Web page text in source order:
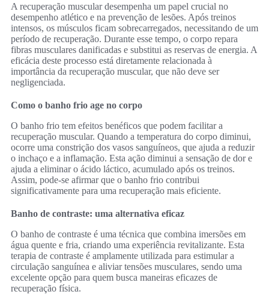
A recuperação muscular desempenha um papel crucial no
desempenho atlético e na prevenção de lesões. Após treinos
intensos, os músculos ficam sobrecarregados, necessitando de um
período de recuperação. Durante esse tempo, o corpo repara
fibras musculares danificadas e substitui as reservas de energia. A
eficácia deste processo está diretamente relacionada à
importância da recuperação muscular, que não deve ser
negligenciada.
Como o banho frio age no corpo
O banho frio tem efeitos benéficos que podem facilitar a
recuperação muscular. Quando a temperatura do corpo diminui,
ocorre uma constrição dos vasos sanguíneos, que ajuda a reduzir
o inchaço e a inflamação. Esta ação diminui a sensação de dor e
ajuda a eliminar o ácido láctico, acumulado após os treinos.
Assim, pode-se afirmar que o banho frio contribui
significativamente para uma recuperação mais eficiente.
Banho de contraste: uma alternativa eficaz
O banho de contraste é uma técnica que combina imersões em
água quente e fria, criando uma experiência revitalizante. Esta
terapia de contraste é amplamente utilizada para estimular a
circulação sanguínea e aliviar tensões musculares, sendo uma
excelente opção para quem busca maneiras eficazes de
recuperação física.